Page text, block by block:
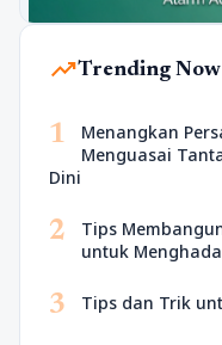
trending_upTrending Now
1
Menangkan
Menguasai
Dini
2
Tips
untuk
3 Tips dan Trik